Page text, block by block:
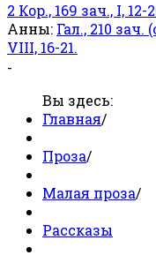
2 Кор., 169 зач., I, 12-
Анны: Гал., 210 зач.
VIII, 16-21.
-
Вы здесь:
Главная/
Проза/
Малая проза/
Рассказы